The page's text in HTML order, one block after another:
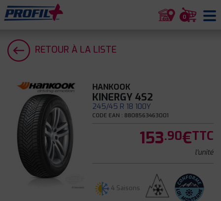
0
RETOUR À LA LISTE
HANKOOK
KINERGY 4S2
245/45 R 18 100Y
CODE EAN : 8808563463001
153.90€TTC
l'unité
4 Saisons